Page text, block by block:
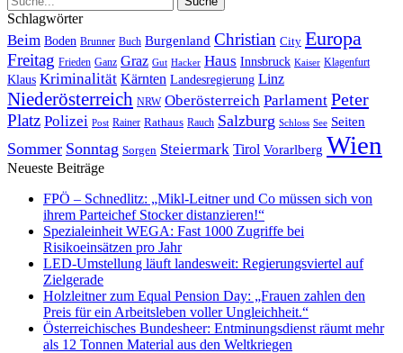
Schlagwörter
Beim Boden Brunner Buch Burgenland Christian City Europa
Freitag Frieden Ganz Graz Gut Hacker Haus Innsbruck Kaiser Klagenfurt
Klaus Kriminalität Kärnten Landesregierung Linz
Niederösterreich NRW Oberösterreich Parlament Peter
Platz Polizei Post Rainer Rathaus Rauch Salzburg Schloss See Seiten
Sommer Sonntag Sorgen Steiermark Tirol Vorarlberg Wien
Neueste Beiträge
FPÖ – Schnedlitz: „Mikl-Leitner und Co müssen sich von
ihrem Parteichef Stocker distanzieren!“
Spezialeinheit WEGA: Fast 1000 Zugriffe bei
Risikoeinsätzen pro Jahr
LED-Umstellung läuft landesweit: Regierungsviertel auf
Zielgerade
Holzleitner zum Equal Pension Day: „Frauen zahlen den
Preis für ein Arbeitsleben voller Ungleichheit.“
Österreichisches Bundesheer: Entminungsdienst räumt mehr
als 12 Tonnen Material aus den Weltkriegen